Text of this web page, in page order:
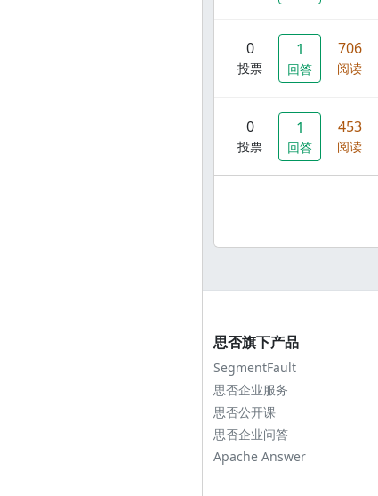
0
投票
1
回答
706
阅读
0
投票
1
回答
453
阅读
思否旗下产品
SegmentFault
思否企业服务
思否公开课
思否企业问答
Apache Answer